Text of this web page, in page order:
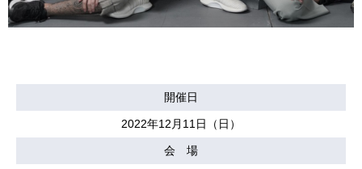
開催日
2022年12月11日（日）
会 場